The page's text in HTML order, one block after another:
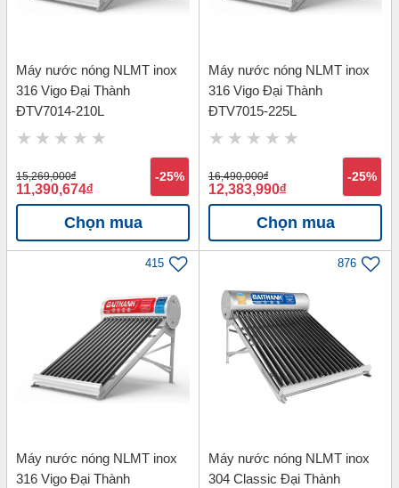
Máy nước nóng NLMT inox
316 Vigo Đại Thành
ĐTV7014-210L
15,269,000đ
11,390,674đ
-25%
Chọn mua
Máy nước nóng NLMT inox
316 Vigo Đại Thành
ĐTV7015-225L
16,490,000đ
12,383,990đ
-25%
Chọn mua
415
Máy nước nóng NLMT inox
316 Vigo Đại Thành
876
Máy nước nóng NLMT inox
304 Classic Đại Thành